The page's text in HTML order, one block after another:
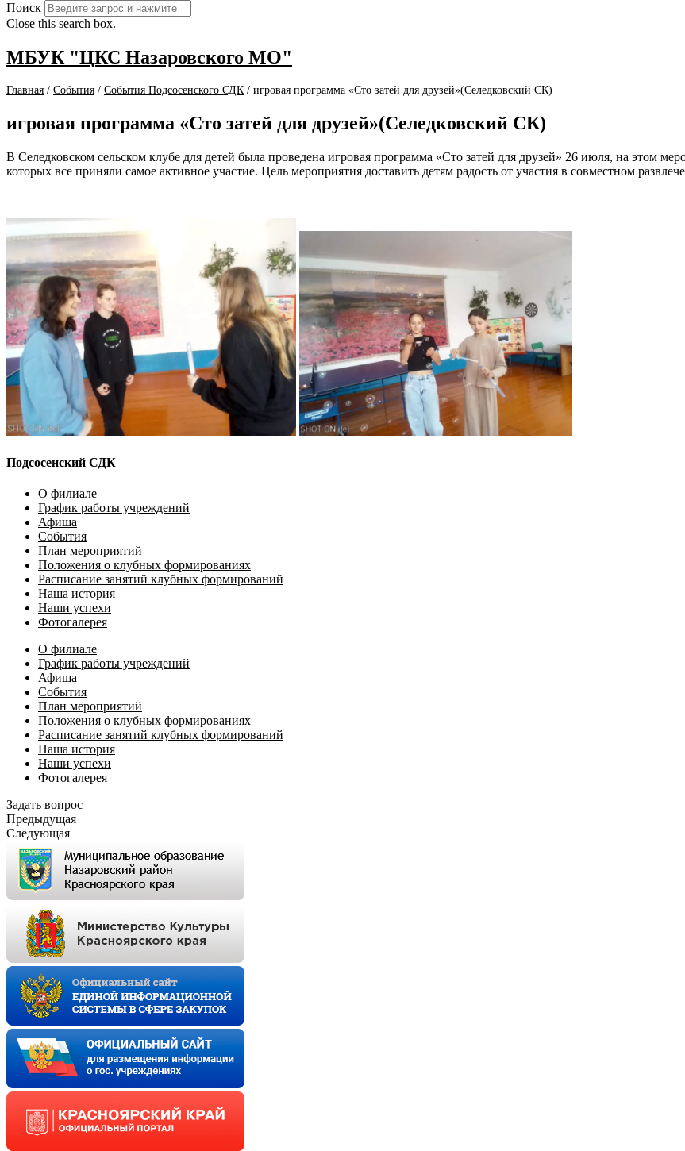
Поиск
Close this search box.
МБУК "ЦКС Назаровского МО"
Главная / События / События Подсосенского СДК / игровая программа «Сто затей для друзей»(Селедковский СК)
игровая программа «Сто затей для друзей»(Селедковский СК)
В Селедковском сельском клубе для детей была проведена игровая программа «Сто затей для друзей» 26 июля, на этом
которых все приняли самое активное участие. Цель мероприятия доставить детям радость от участия в совместном
Подсосенский СДК
О филиале
График работы учреждений
Афиша
События
План мероприятий
Положения о клубных формированиях
Расписание занятий клубных формирований
Наша история
Наши успехи
Фотогалерея
О филиале
График работы учреждений
Афиша
События
План мероприятий
Положения о клубных формированиях
Расписание занятий клубных формирований
Наша история
Наши успехи
Фотогалерея
Задать вопрос
Предыдущая
Следующая